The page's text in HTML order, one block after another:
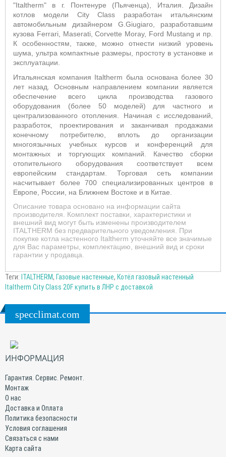
"Italtherm" в г. Понтенуре (Пьяченца), Италия. Дизайн
котлов модели City Class разработан итальянским
автомобильным дизайнером G.Giugiaro, разработавшим
кузова Ferrari, Maserati, Corvette Moray, Ford Mustang и пр.
К особенностям, также, можно отнести низкий уровень
шума, ультра компактные размеры, простоту в установке и
эксплуатации.
Итальянская компания Italtherm была основана более 30
лет назад. Основным направлением компании является
обеспечение всего цикла производства газового
оборудования (более 50 моделей) для частного и
централизованного отопления. Начиная с исследований,
разработок, проектирования и заканчивая продажами
конечному потребителю, вплоть до организации
многоязычных учебных курсов и конференций для
монтажных и торгующих компаний. Качество сборки
отопительного оборудования соответствует всем
европейским стандартам. Торговая сеть компании
насчитывает более 700 специализированных центров в
Европе, России, на Ближнем Востоке и в Китае.
Описание товара основано на информации сайта
производителя. Комплект поставки, характеристики и
внешний вид могут быть изменены производителем
ITALTHERM без предварительного уведомления. При
покупке котла настенного Italtherm уточняйте все значимые
для Вас параметры, комплектацию, внешний вид и сроки
гарантии у продавца.
Теги: ITALTHERM, Газовые настенные, Котёл газовый настенный
Italtherm City Class 20F купить в ЛНР с доставкой
specclimat.com
ИНФОРМАЦИЯ
Гарантия. Сервис. Ремонт.
Монтаж
О нас
Доставка и Оплата
Политика безопасности
Условия соглашения
Связаться с нами
Карта сайта